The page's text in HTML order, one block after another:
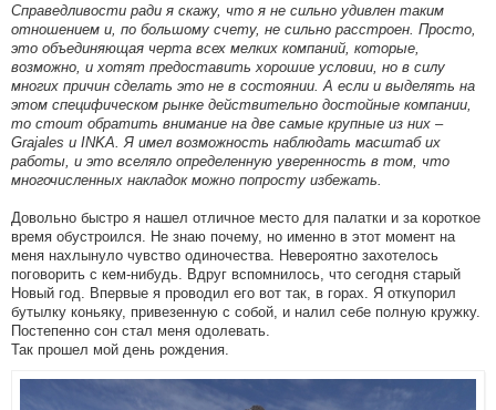
Справедливости ради я скажу, что я не сильно удивлен таким
отношением и, по большому счету, не сильно расстроен. Просто,
это объединяющая черта всех мелких компаний, которые,
возможно, и хотят предоставить хорошие условии, но в силу
многих причин сделать это не в состоянии. А если и выделять на
этом специфическом рынке действительно достойные компании,
то стоит обратить внимание на две самые крупные из них –
Grajales и INKA. Я имел возможность наблюдать масштаб их
работы, и это вселяло определенную уверенность в том, что
многочисленных накладок можно попросту избежать.
Довольно быстро я нашел отличное место для палатки и за короткое
время обустроился. Не знаю почему, но именно в этот момент на
меня нахлынуло чувство одиночества. Невероятно захотелось
поговорить с кем-нибудь. Вдруг вспомнилось, что сегодня старый
Новый год. Впервые я проводил его вот так, в горах. Я откупорил
бутылку коньяку, привезенную с собой, и налил себе полную кружку.
Постепенно сон стал меня одолевать.
Так прошел мой день рождения.